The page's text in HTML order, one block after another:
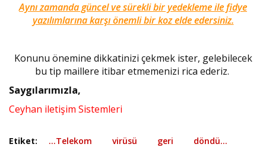
Aynı zamanda güncel ve sürekli bir yedekleme ile fidye
yazılımlarına karşı önemli bir koz elde edersiniz.
Konunu önemine dikkatinizi çekmek ister, gelebilecek
bu tip maillere itibar etmemenizi rica ederiz.
Saygılarımızla,
Ceyhan iletişim Sistemleri
Etiket: ...Telekom virüsü geri döndü...